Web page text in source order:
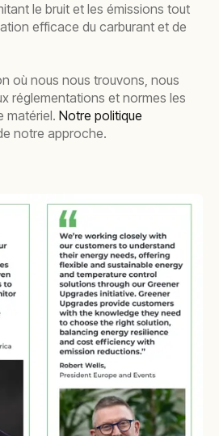
le bruit et les émissions tout
efficace du carburant et de
où nous nous trouvons, nous
réglementations et normes les
matériel. Notre politique
notre approche.